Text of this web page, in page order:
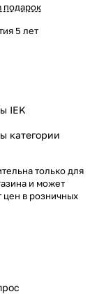
подарок
5 лет
IEK
категории
только для
и может
цен в розничных